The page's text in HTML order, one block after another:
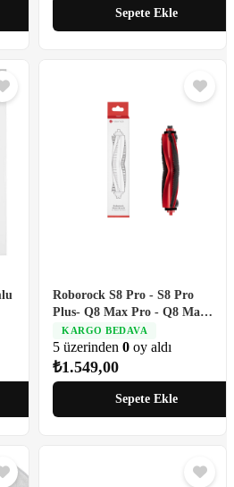
Sepete Ekle
Roborock S8 Pro - S8 Pro
Plus- Q8 Max Pro - Q8 Max
Pro Plus ile Uyumlu Ana
Fırça
KARGO BEDAVA
5 üzerinden 0 oy aldı
₺1.549,00
Sepete Ekle